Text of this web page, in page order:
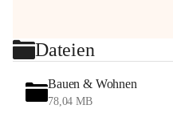
Dateien
Bauen & Wohnen
78,04 MB